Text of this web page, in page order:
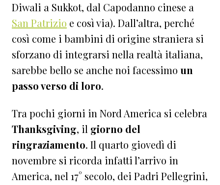
Diwali a Sukkot, dal Capodanno cinese a
San Patrizio e così via). Dall’altra, perché
così come i bambini di origine straniera si
sforzano di integrarsi nella realtà italiana,
sarebbe bello se anche noi facessimo un
passo verso di loro.
Tra pochi giorni in Nord America si celebra
Thanksgiving, il giorno del
ringraziamento. Il quarto giovedì di
novembre si ricorda infatti l’arrivo in
America, nel 17° secolo, dei Padri Pellegrini,